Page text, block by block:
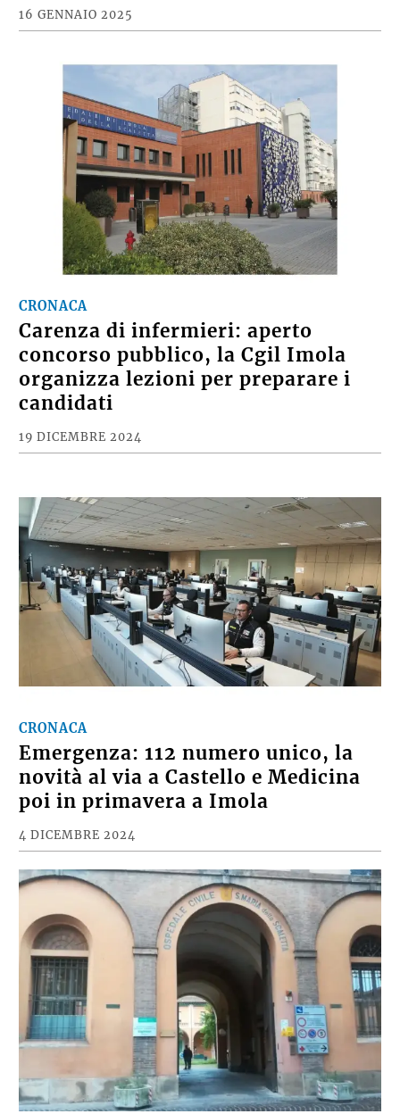
16 GENNAIO 2025
CRONACA
Carenza di infermieri: aperto
concorso pubblico, la Cgil Imola
organizza lezioni per preparare i
candidati
19 DICEMBRE 2024
CRONACA
Emergenza: 112 numero unico, la
novità al via a Castello e Medicina
poi in primavera a Imola
4 DICEMBRE 2024